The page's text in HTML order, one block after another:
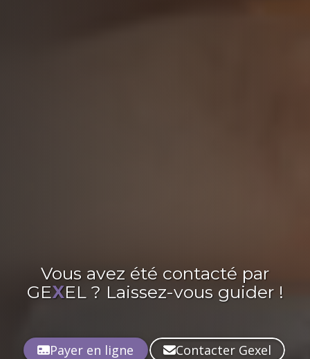
Vous avez été contacté par
GEXEL ? Laissez-vous guider !
Payer en ligne
Contacter Gexel